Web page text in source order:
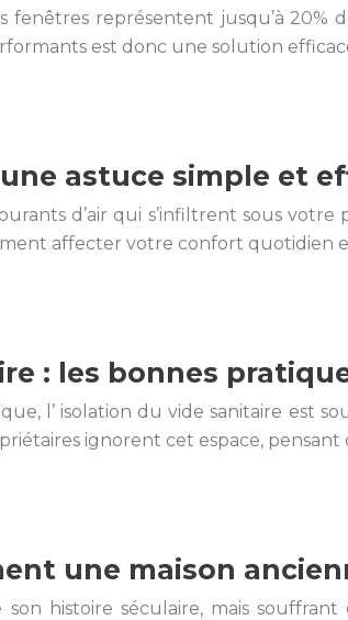
fenêtres représentent jusqu’à 20%
est donc une solution
astuce simple et
d’air qui s’infiltrent sous
affecter votre confort quotidien
: les bonnes
l’ isolation du vide sanitaire
ignorent cet espace, pensant
une maison
histoire séculaire, mais